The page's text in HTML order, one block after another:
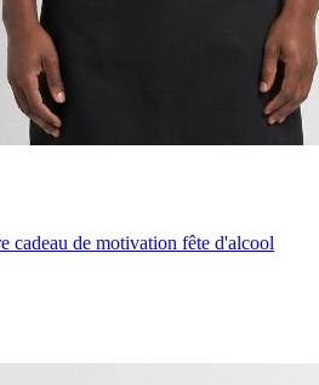
cadeau de motivation fête d'alcool